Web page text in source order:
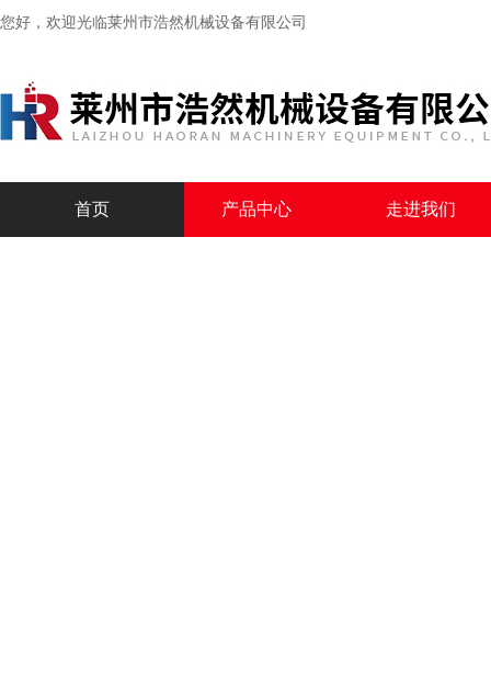
您好，欢迎光临莱州市浩然机械设备有限公司
首页 产品中心 走进我们